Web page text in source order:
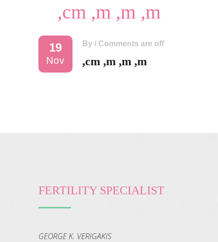
,cm ,m ,m ,m
19
Nov
By / Comments are off
,cm ,m ,m ,m
FERTILITY SPECIALIST
GEORGE K. VERIGAKIS